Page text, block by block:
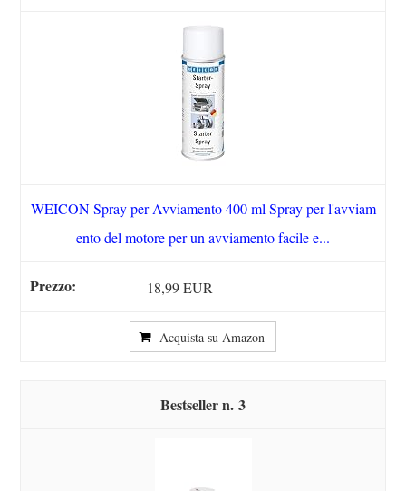
WEICON Spray per Avviamento 400 ml Spray per l'avviam
ento del motore per un avviamento facile e...
18,99 EUR
Acquista su Amazon
3